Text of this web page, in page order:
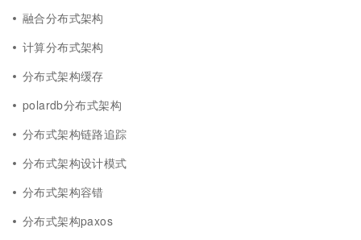
融合分布式架构
计算分布式架构
分布式架构缓存
polardb分布式架构
分布式架构链路追踪
分布式架构设计模式
分布式架构容错
分布式架构paxos